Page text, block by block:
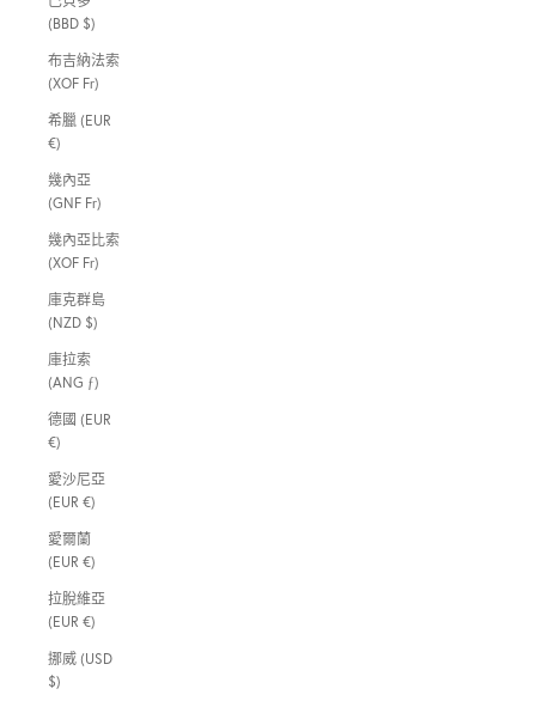
(BBD $)
布吉納法索
(XOF Fr)
希臘 (EUR
€)
幾內亞
(GNF Fr)
幾內亞比索
(XOF Fr)
庫克群島
(NZD $)
庫拉索
(ANG ƒ)
德國 (EUR
€)
愛沙尼亞
(EUR €)
愛爾蘭
(EUR €)
拉脫維亞
(EUR €)
挪威 (USD
$)